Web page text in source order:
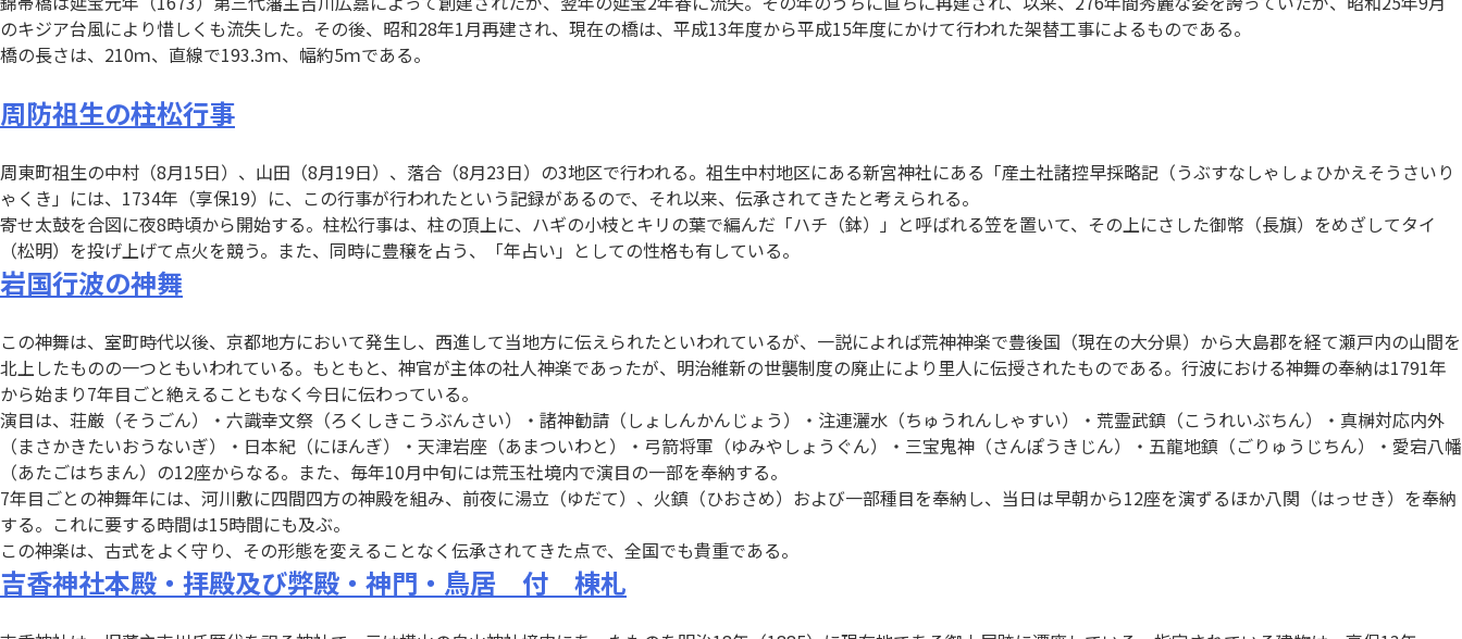
のキジア台風により惜しくも流失した。その後、昭和28年1月再建され、現在の橋は、平成13年度から平成15年度にかけて行われた架替工事によるものである。
橋の長さは、210ｍ、直線で193.3ｍ、幅約5ｍである。
周防祖生の柱松行事
周東町祖生の中村（8月15日）、山田（8月19日）、落合（8月23日）の3地区で行われる。祖生中村地区にある新宮神社にある「産土社諸控早採略記（うぶすなしゃしょひかえそうさいり
ゃくき」には、1734年（享保19）に、この行事が行われたという記録があるので、それ以来、伝承されてきたと考えられる。
寄せ太鼓を合図に夜8時頃から開始する。柱松行事は、柱の頂上に、ハギの小枝とキリの葉で編んだ「ハチ（鉢）」と呼ばれる笠を置いて、その上にさした御幣（長旗）をめざしてタイ
（松明）を投げ上げて点火を競う。また、同時に豊穣を占う、「年占い」としての性格も有している。
岩国行波の神舞
この神舞は、室町時代以後、京都地方において発生し、西進して当地方に伝えられたといわれているが、一説によれば荒神神楽で豊後国（現在の大分県）から大島郡を経て瀬戸内の山間を
北上したものの一つともいわれている。もともと、神官が主体の社人神楽であったが、明治維新の世襲制度の廃止により里人に伝授されたものである。行波における神舞の奉納は1791年
から始まり7年目ごと絶えることもなく今日に伝わっている。
演目は、荘厳（そうごん）・六識幸文祭（ろくしきこうぶんさい）・諸神勧請（しょしんかんじょう）・注連灑水（ちゅうれんしゃすい）・荒霊武鎮（こうれいぶちん）・真榊対応内外
（まさかきたいおうないぎ）・日本紀（にほんぎ）・天津岩座（あまついわと）・弓箭将軍（ゆみやしょうぐん）・三宝鬼神（さんぽうきじん）・五龍地鎮（ごりゅうじちん）・愛宕八幡
（あたごはちまん）の12座からなる。また、毎年10月中旬には荒玉社境内で演目の一部を奉納する。
7年目ごとの神舞年には、河川敷に四間四方の神殿を組み、前夜に湯立（ゆだて）、火鎮（ひおさめ）および一部種目を奉納し、当日は早朝から12座を演ずるほか八関（はっせき）を奉納
する。これに要する時間は15時間にも及ぶ。
この神楽は、古式をよく守り、その形態を変えることなく伝承されてきた点で、全国でも貴重である。
吉香神社本殿・拝殿及び弊殿・神門・鳥居 付 棟札